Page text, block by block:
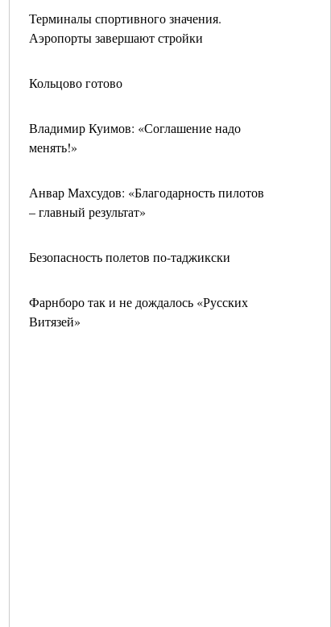
Терминалы спортивного значения.
Аэропорты завершают стройки
Кольцово готово
Владимир Куимов: «Соглашение надо
менять!»
Анвар Махсудов: «Благодарность пилотов
– главный результат»
Безопасность полетов по-таджикски
Фарнборо так и не дождалось «Русских
Витязей»